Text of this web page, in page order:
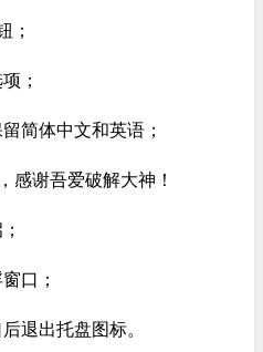
；
；
简体中文和英语；
感谢吾爱破解大神！
口；
退出托盘图标。